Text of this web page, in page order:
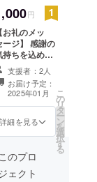
円
【お礼のメッ
ージ】 感謝の
持ちを込め
、お礼のメッ
ージをお送り
ます。
支援者：2人
お届け予定：
2025年01月
詳細を見る
こ
の
リ
タ
ー
ン
を
選
択
す
る
のプロ
ェクト